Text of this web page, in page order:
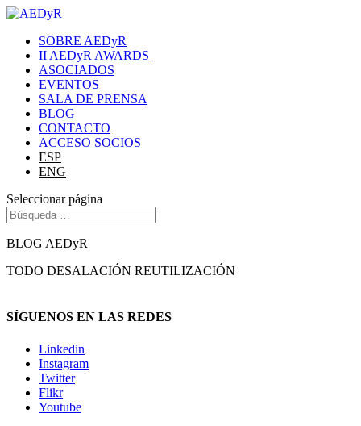
SOBRE AEDyR
II AEDyR AWARDS
ASOCIADOS
EVENTOS
SALA DE PRENSA
BLOG
CONTACTO
ACCESO SOCIOS
ESP
ENG
Seleccionar página
BLOG AEDyR
TODO DESALACIÓN REUTILIZACIÓN
SÍGUENOS EN LAS REDES
Linkedin
Instagram
Twitter
Flikr
Youtube